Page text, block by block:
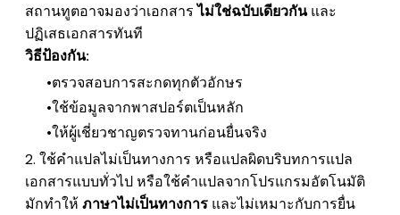
สถานทูตอาจมองว่าเอกสารไม่ใช่ฉบับเดียวกันและ
ปฏิเสธเอกสารทันที
วิธีป้องกัน:
ตรวจสอบการสะกดทุกตัวอักษร
ใช้ข้อมูลจากพาสปอร์ตเป็นหลัก
ให้ผู้เชี่ยวชาญตรวจทานก่อนยื่นจริง
2. ใช้คำแปลไม่เป็นทางการ หรือแปลผิดบริบทการแปล
เอกสารแบบทั่วไป หรือใช้คำแปลจากโปรแกรมอัตโนมัติ
มักทำให้ภาษาไม่เป็นทางการ และไม่เหมาะกับการยื่น